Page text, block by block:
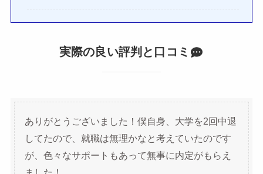
実際の良い評判と口コミ
ありがとうございました！僕自身、大学を2回中退
してたので、就職は無理かなと考えていたのです
が、色々なサポートもあって無事に内定がもらえ